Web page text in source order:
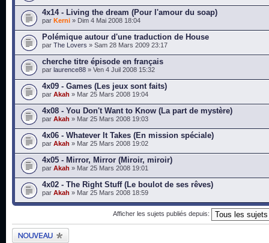
4x14 - Living the dream (Pour l'amour du soap)
par Kerni » Dim 4 Mai 2008 18:04
Polémique autour d'une traduction de House
par The Lovers » Sam 28 Mars 2009 23:17
cherche titre épisode en français
par laurence88 » Ven 4 Juil 2008 15:32
4x09 - Games (Les jeux sont faits)
par Akah » Mar 25 Mars 2008 19:04
4x08 - You Don't Want to Know (La part de mystère)
par Akah » Mar 25 Mars 2008 19:03
4x06 - Whatever It Takes (En mission spéciale)
par Akah » Mar 25 Mars 2008 19:02
4x05 - Mirror, Mirror (Miroir, miroir)
par Akah » Mar 25 Mars 2008 19:01
4x02 - The Right Stuff (Le boulot de ses rêves)
par Akah » Mar 25 Mars 2008 18:59
Afficher les sujets publiés depuis:
Publier un nouveau
sujet